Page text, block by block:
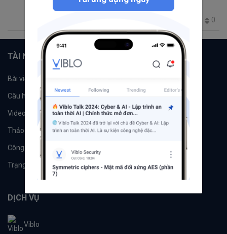
0
TÀI NGUYÊN
Bài viết
Câu hỏi
Videos Tác giả
Thảo luận Đề xuất hệ thống
Công cụ
Trạng thái hệ thống
DỊCH VỤ
Viblo